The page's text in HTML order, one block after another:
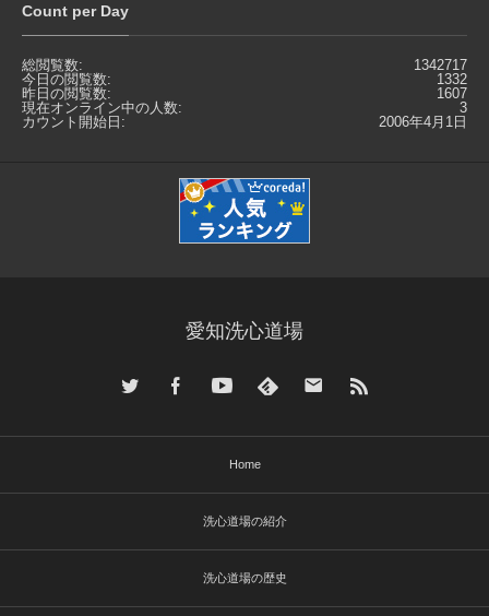
Count per Day
1342717
総閲覧数:
1332
今日の閲覧数:
1607
昨日の閲覧数:
3
現在オンライン中の人数:
2006年4月1日
カウント開始日:
愛知洗心道場
Home
洗心道場の紹介
洗心道場の歴史